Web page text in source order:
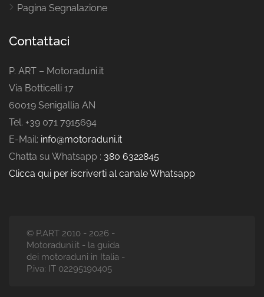
Pagina Segnalazione
Contattaci
P. ART – Motoraduni.it
Via Botticelli 17
60019 Senigallia AN
Tel. +39 071 7915694
E-Mail: info@motoraduni.it
Chatta su Whatsapp : 380 6322845
Clicca qui per iscriverti al canale Whatsapp
© P.ART 2010 - 2026 -
Motoraduni.it - la guida
dei motoraduni in Italia -
P.iva: IT 02295190405